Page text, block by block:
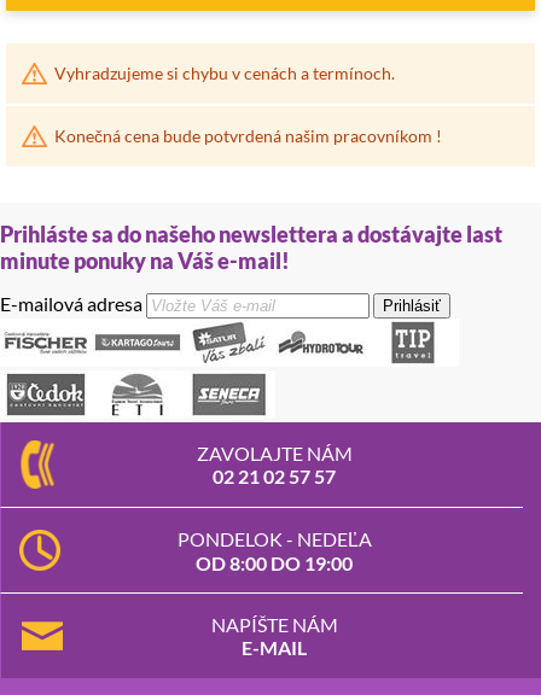
Vyhradzujeme si chybu v cenách a termínoch.
Konečná cena bude potvrdená našim pracovníkom !
Prihláste sa do našeho newslettera a dostávajte last
minute ponuky na Váš e-mail!
E-mailová adresa Prihlásiť
ZAVOLAJTE NÁM
02 21 02 57 57
PONDELOK - NEDEĽA
OD 8:00 DO 19:00
NAPÍŠTE NÁM
E-MAIL